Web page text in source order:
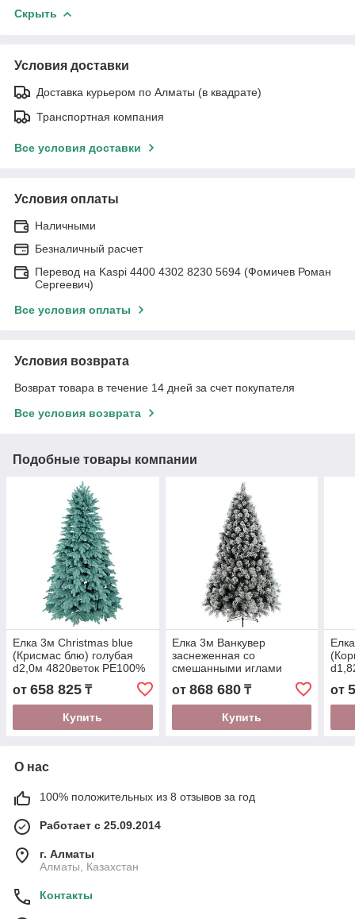
Скрыть
Условия доставки
Доставка курьером по Алматы (в квадрате)
Транспортная компания
Все условия доставки
Условия оплаты
Наличными
Безналичный расчет
Перевод на Kaspi 4400 4302 8230 5694 (Фомичев Роман
Сергеевич)
Все условия оплаты
Условия возврата
Возврат товара в течение 14 дней за счет покупателя
Все условия возврата
Подобные товары компании
Елка 3м Christmas blue
(Крисмас блю) голубая
d2,0м 4820веток PE100%
от 658 825 ₸
Купить
Елка 3м Ванкувер
заснеженная со
смешанными иглами
d1,72м 1892 ветки в 2-х
коробках (KA689134)
от 868 680₸
Купить
от
О нас
100% положительных из 8 отзывов за год
Работает с 25.09.2014
г. Алматы
Алматы, Казахстан
Контакты